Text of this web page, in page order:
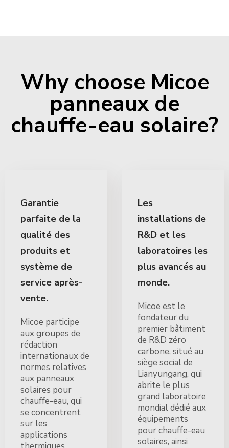
Why choose Micoe
panneaux de
chauffe-eau solaire?
Garantie
parfaite de la
qualité des
produits et
système de
service après-
vente.
Micoe participe
aux groupes de
rédaction
internationaux de
normes relatives
aux panneaux
solaires pour
chauffe-eau, qui
se concentrent
sur les
applications
Les
installations de
R&D et les
laboratoires les
plus avancés au
monde.
Micoe est le
fondateur du
premier bâtiment
de R&D zéro
carbone, situé au
siège social de
Lianyungang, qui
abrite le plus
grand laboratoire
mondial dédié aux
équipements
pour chauffe-eau
solaires, ainsi